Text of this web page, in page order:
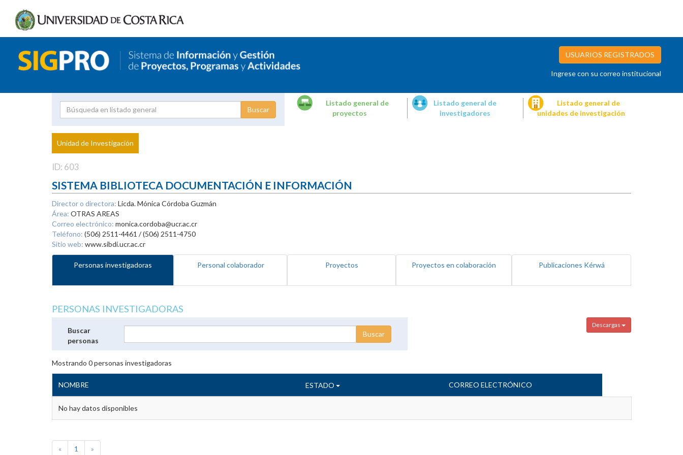
USUARIOS REGISTRADOS
Ingrese con su correo institucional
Proyecto
Investigador
Listado general de
proyectos
Listado general de
investigadores
Listado general de
unidades de investigación
Unidad de Investigación
ID: 603
SISTEMA BIBLIOTECA DOCUMENTACIÓN E INFORMACIÓN
Director o directora: Licda. Mónica Córdoba Guzmán
Área: OTRAS AREAS
Correo electrónico: monica.cordoba@ucr.ac.cr
Teléfono: (506) 2511-4461 / (506) 2511-4750
Sitio web: www.sibdi.ucr.ac.cr
Personas investigadoras Personal colaborador Proyectos Proyectos en colaboración Publicaciones Kérwá
PERSONAS INVESTIGADORAS
Descargas
Buscar
personas
Mostrando 0personas investigadoras
NOMBRE ESTADO CORREO ELECTRÓNICO
No hay datos disponibles
« 1 »